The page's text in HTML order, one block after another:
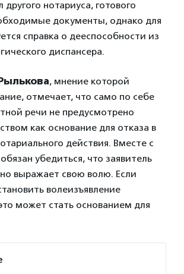
другого нотариуса, готового
документы, однако для
справка о дееспособности из
диспансера.
, мнение которой
отмечает, что само по себе
речи не предусмотрено
как основание для отказа в
действия. Вместе с
убедиться, что заявитель
выражает свою волю. Если
волеизъявление
может стать основанием для